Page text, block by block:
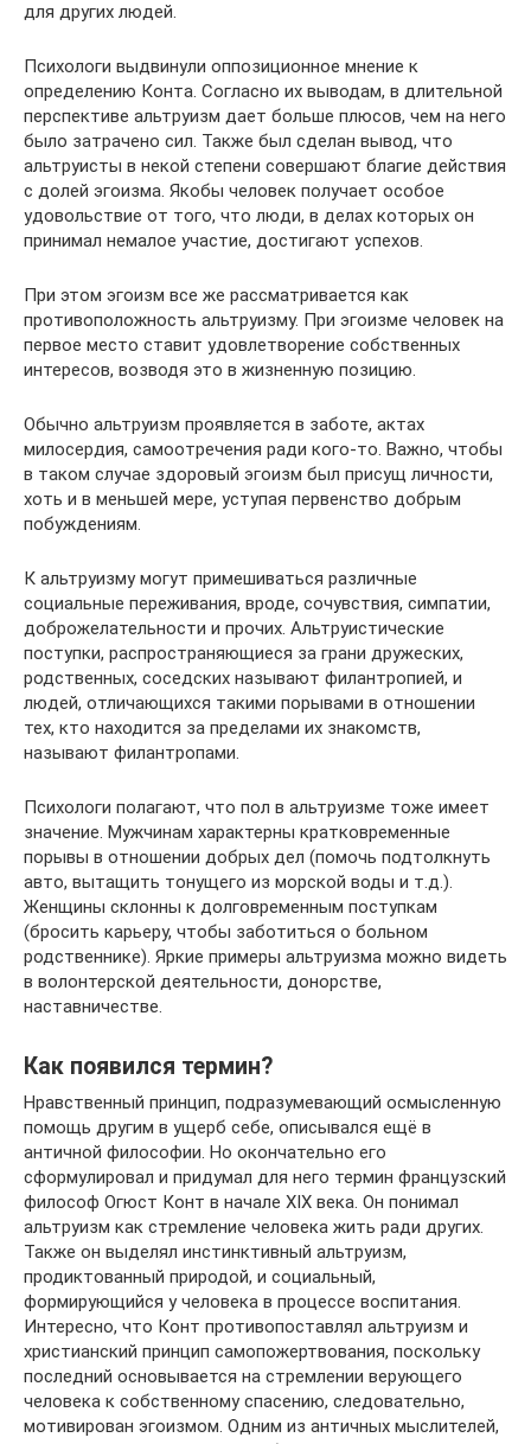
для других людей.
Психологи выдвинули оппозиционное мнение к
определению Конта. Согласно их выводам, в длительной
перспективе альтруизм дает больше плюсов, чем на него
было затрачено сил. Также был сделан вывод, что
альтруисты в некой степени совершают благие действия
с долей эгоизма. Якобы человек получает особое
удовольствие от того, что люди, в делах которых он
принимал немалое участие, достигают успехов.
При этом эгоизм все же рассматривается как
противоположность альтруизму. При эгоизме человек на
первое место ставит удовлетворение собственных
интересов, возводя это в жизненную позицию.
Обычно альтруизм проявляется в заботе, актах
милосердия, самоотречения ради кого-то. Важно, чтобы
в таком случае здоровый эгоизм был присущ личности,
хоть и в меньшей мере, уступая первенство добрым
побуждениям.
К альтруизму могут примешиваться различные
социальные переживания, вроде, сочувствия, симпатии,
доброжелательности и прочих. Альтруистические
поступки, распространяющиеся за грани дружеских,
родственных, соседских называют филантропией, и
людей, отличающихся такими порывами в отношении
тех, кто находится за пределами их знакомств,
называют филантропами.
Психологи полагают, что пол в альтруизме тоже имеет
значение. Мужчинам характерны кратковременные
порывы в отношении добрых дел (помочь подтолкнуть
авто, вытащить тонущего из морской воды и т.д.).
Женщины склонны к долговременным поступкам
(бросить карьеру, чтобы заботиться о больном
родственнике). Яркие примеры альтруизма можно видеть
в волонтерской деятельности, донорстве,
наставничестве.
Как появился термин?
Нравственный принцип, подразумевающий осмысленную
помощь другим в ущерб себе, описывался ещё в
античной философии. Но окончательно его
сформулировал и придумал для него термин французский
философ Огюст Конт в начале XIX века. Он понимал
альтруизм как стремление человека жить ради других.
Также он выделял инстинктивный альтруизм,
продиктованный природой, и социальный,
формирующийся у человека в процессе воспитания.
Интересно, что Конт противопоставлял альтруизм и
христианский принцип самопожертвования, поскольку
последний основывается на стремлении верующего
человека к собственному спасению, следовательно,
мотивирован эгоизмом. Одним из античных мыслителей,